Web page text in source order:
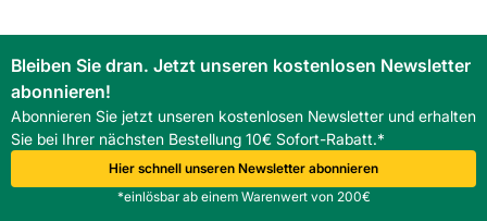
Bleiben Sie dran. Jetzt unseren kostenlosen Newsletter
abonnieren!
Abonnieren Sie jetzt unseren kostenlosen Newsletter und erhalten
Sie bei Ihrer nächsten Bestellung 10€ Sofort-Rabatt.*
Hier schnell unseren Newsletter abonnieren
*einlösbar ab einem Warenwert von 200€